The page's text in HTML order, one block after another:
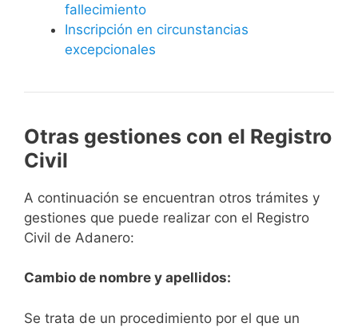
fallecimiento
Inscripción en circunstancias
excepcionales
Otras gestiones con el Registro
Civil
A continuación se encuentran otros trámites y
gestiones que puede realizar con el Registro
Civil de Adanero:
Cambio de nombre y apellidos:
Se trata de un procedimiento por el que un